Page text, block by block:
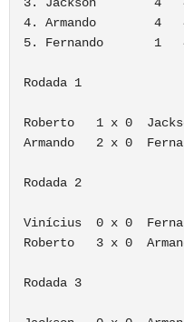
4. Armando        4
5. Fernando
Rodada 1
Roberto   1 x 0
Armando   2 x 0
Rodada 2
Vinícius  0 x 0
Roberto   3 x 0
Rodada 3